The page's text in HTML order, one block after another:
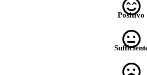
Positivo